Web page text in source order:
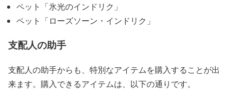
ペット「氷光のインドリク」
ペット「ローズソーン・インドリク」
支配人の助手
支配人の助手からも、特別なアイテムを購入することが出
来ます。購入できるアイテムは、以下の通りです。